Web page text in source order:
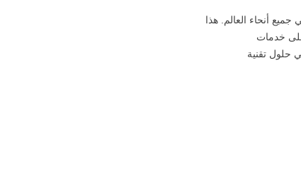
أنحاء العالم. هذا
على خدمات
حلول تقنية